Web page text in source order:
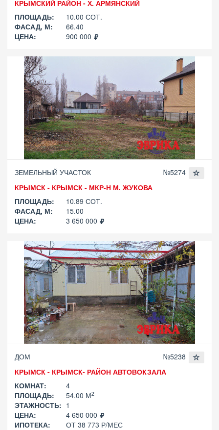
КРЫМСКИЙ РАЙОН - Х. АРМЯНСКИЙ
ПЛОЩАДЬ:
10.00 СОТ.
ФАСАД, М:
66.40
ЦЕНА:
900 000
ЗЕМЕЛЬНЫЙ УЧАСТОК
№5274
КРЫМСК - КРЫМСК - МКР-Н М. ЖУКОВА
ПЛОЩАДЬ:
10.89 СОТ.
ФАСАД, М:
15.00
ЦЕНА:
3 650 000
ДОМ
№5238
КРЫМСК - КРЫМСК- РАЙОН АВТОВОКЗАЛА
КОМНАТ:
4
ПЛОЩАДЬ:
54.00 М2
ЭТАЖНОСТЬ: 1
ЦЕНА:
4 650 000
ИПОТЕКА:
ОТ 38 773 Р/МЕС